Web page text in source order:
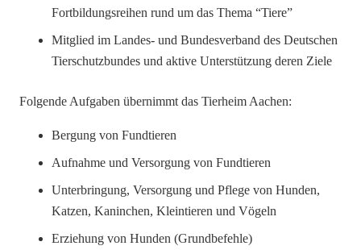
Fortbildungsreihen rund um das Thema “Tiere”
Mitglied im Landes- und Bundesverband des Deutschen
Tierschutzbundes und aktive Unterstützung deren Ziele
Folgende Aufgaben übernimmt das Tierheim Aachen:
Bergung von Fundtieren
Aufnahme und Versorgung von Fundtieren
Unterbringung, Versorgung und Pflege von Hunden,
Katzen, Kaninchen, Kleintieren und Vögeln
Erziehung von Hunden (Grundbefehle)